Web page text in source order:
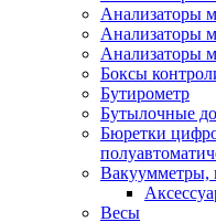
Анализаторы
Анализаторы
Анализаторы
Боксы
Бутирометр
Бутылочные
Бюретки
Вакуумметры,
Весы